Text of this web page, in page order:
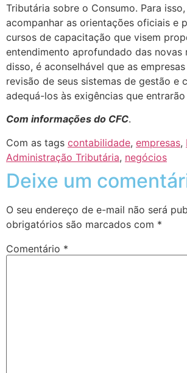
Tributária sobre o Consumo. Para
acompanhar as orientações oficiais e
cursos de capacitação que visem
entendimento aprofundado das novas
disso, é aconselhável que as
revisão de seus sistemas de gestão e
adequá-los às exigências que
Com informações do CFC.
Com as tags contabilidade, empresas,
Administração Tributária, negócios
Deixe um
O seu endereço de e-mail não será
obrigatórios são marcados com *
Comentário *